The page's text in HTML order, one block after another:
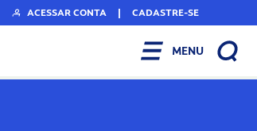
ACESSAR CONTA | CADASTRE-SE
MENU